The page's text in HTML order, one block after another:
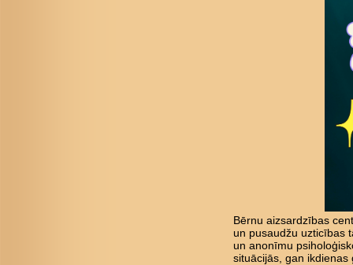
Bērnu aizsardzības
un pusaudžu uzticības
un anonīmu
situācijās, gan ikdienas